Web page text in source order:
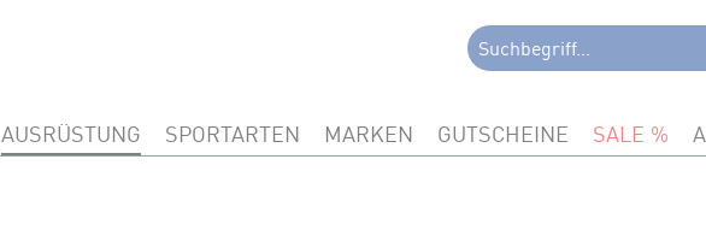
AUSRÜSTUNG SPORTARTEN MARKEN GUTSCHEINE SALE